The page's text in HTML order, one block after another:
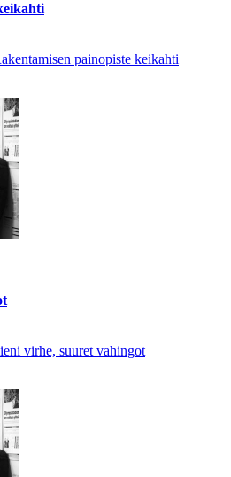
painopiste keikahti
virhe, suuret vahingot